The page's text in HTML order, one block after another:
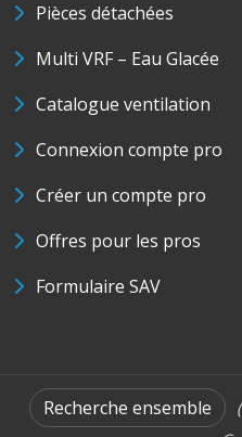
Pièces détachées
Multi VRF – Eau Glacée
Catalogue ventilation
Connexion compte pro
Créer un compte pro
Offres pour les pros
Formulaire SAV
Recherche ensemble